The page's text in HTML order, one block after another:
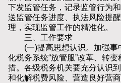
下发监管任务，记录监管行为
送监管任务进度、执法风险提
理，实现监管工作的精准化。
三、工作要求
(一)提高思想认识。加强事
化税务系统“放管服”改革、转
措。各级税务机关要充分认识
和化解税费风险、营造良好营